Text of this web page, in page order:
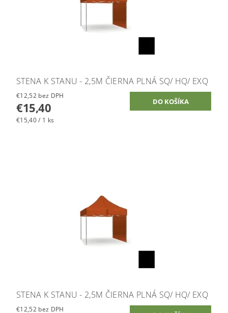
STENA K STANU - 2,5M ČIERNA PLNÁ SQ/ HQ/ EXQ
€12,52 bez DPH
€15,40
€15,40 / 1 ks
STENA K STANU - 2,5M ČIERNA PLNÁ SQ/ HQ/ EXQ
€12,52 bez DPH